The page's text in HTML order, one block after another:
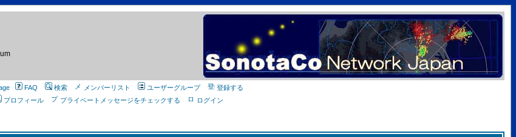
FAQ 検索 メンバーリスト ユーザーグループ
登録する
プロフィール
プライベートメッセージをチェックする ログイン